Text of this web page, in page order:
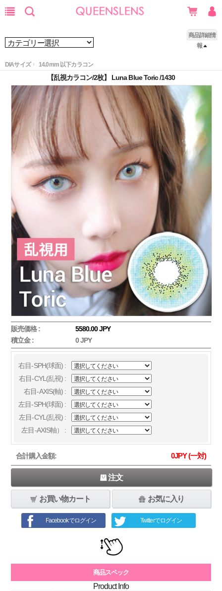
DIAサイズ 14.0mm 以下カラコン
商品詳細情
報
【乱視カラコン/2枚】 Luna Blue Toric /1430
販売価格 :
5580.00 JPY
積立金 :
0 JPY
右目-SPH(球面) :
右目-CYL(乱視) :
右目-AXIS(軸) :
左目-SPH(球面) :
左目-CYL(乱視) :
左目-AXIS軸） :
合計購入金額: 0JPY (一対)
注文
お買い物カート お気に入り
Facebookでログイン Twitterでログイン
商品スペック
Product Info